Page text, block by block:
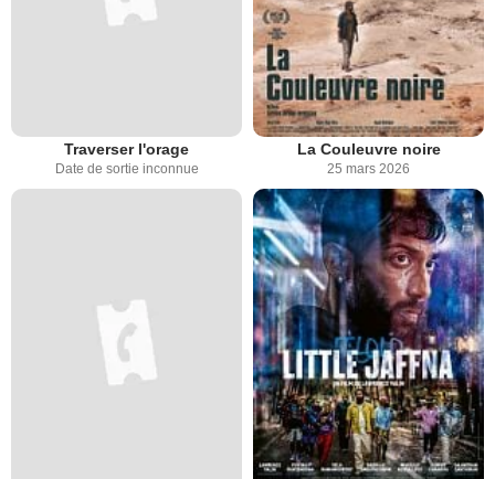
Traverser l'orage
Date de sortie inconnue
La Couleuvre noire
25 mars 2026